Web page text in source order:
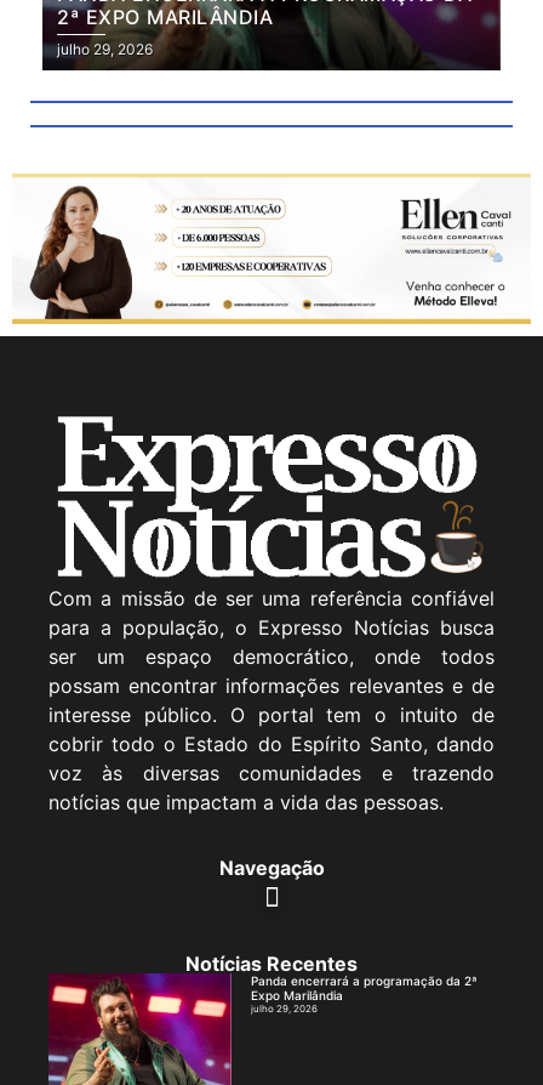
2ª EXPO MARILÂNDIA
julho 29, 2026
Com a missão de ser uma referência confiável
para a população, o Expresso Notícias busca
ser um espaço democrático, onde todos
possam encontrar informações relevantes e de
interesse público. O portal tem o intuito de
cobrir todo o Estado do Espírito Santo, dando
voz às diversas comunidades e trazendo
notícias que impactam a vida das pessoas.
Navegação
Notícias Recentes
Panda encerrará a programação da 2ª
Expo Marilândia
julho 29, 2026